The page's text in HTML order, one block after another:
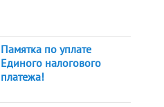
Памятка по уплате
Единого налогового
платежа!